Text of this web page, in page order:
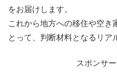
をお届けします。
これから地方への移住や空き
とって、判断材料となるリア
スポンサ